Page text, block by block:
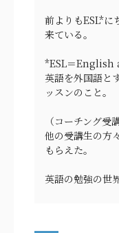
前よりもESL*に
来ている。
*ESL＝English
英語を外国語と
ッスンのこと。
（コーチング
他の受講生の方
もらえた。
英語の勉強の世